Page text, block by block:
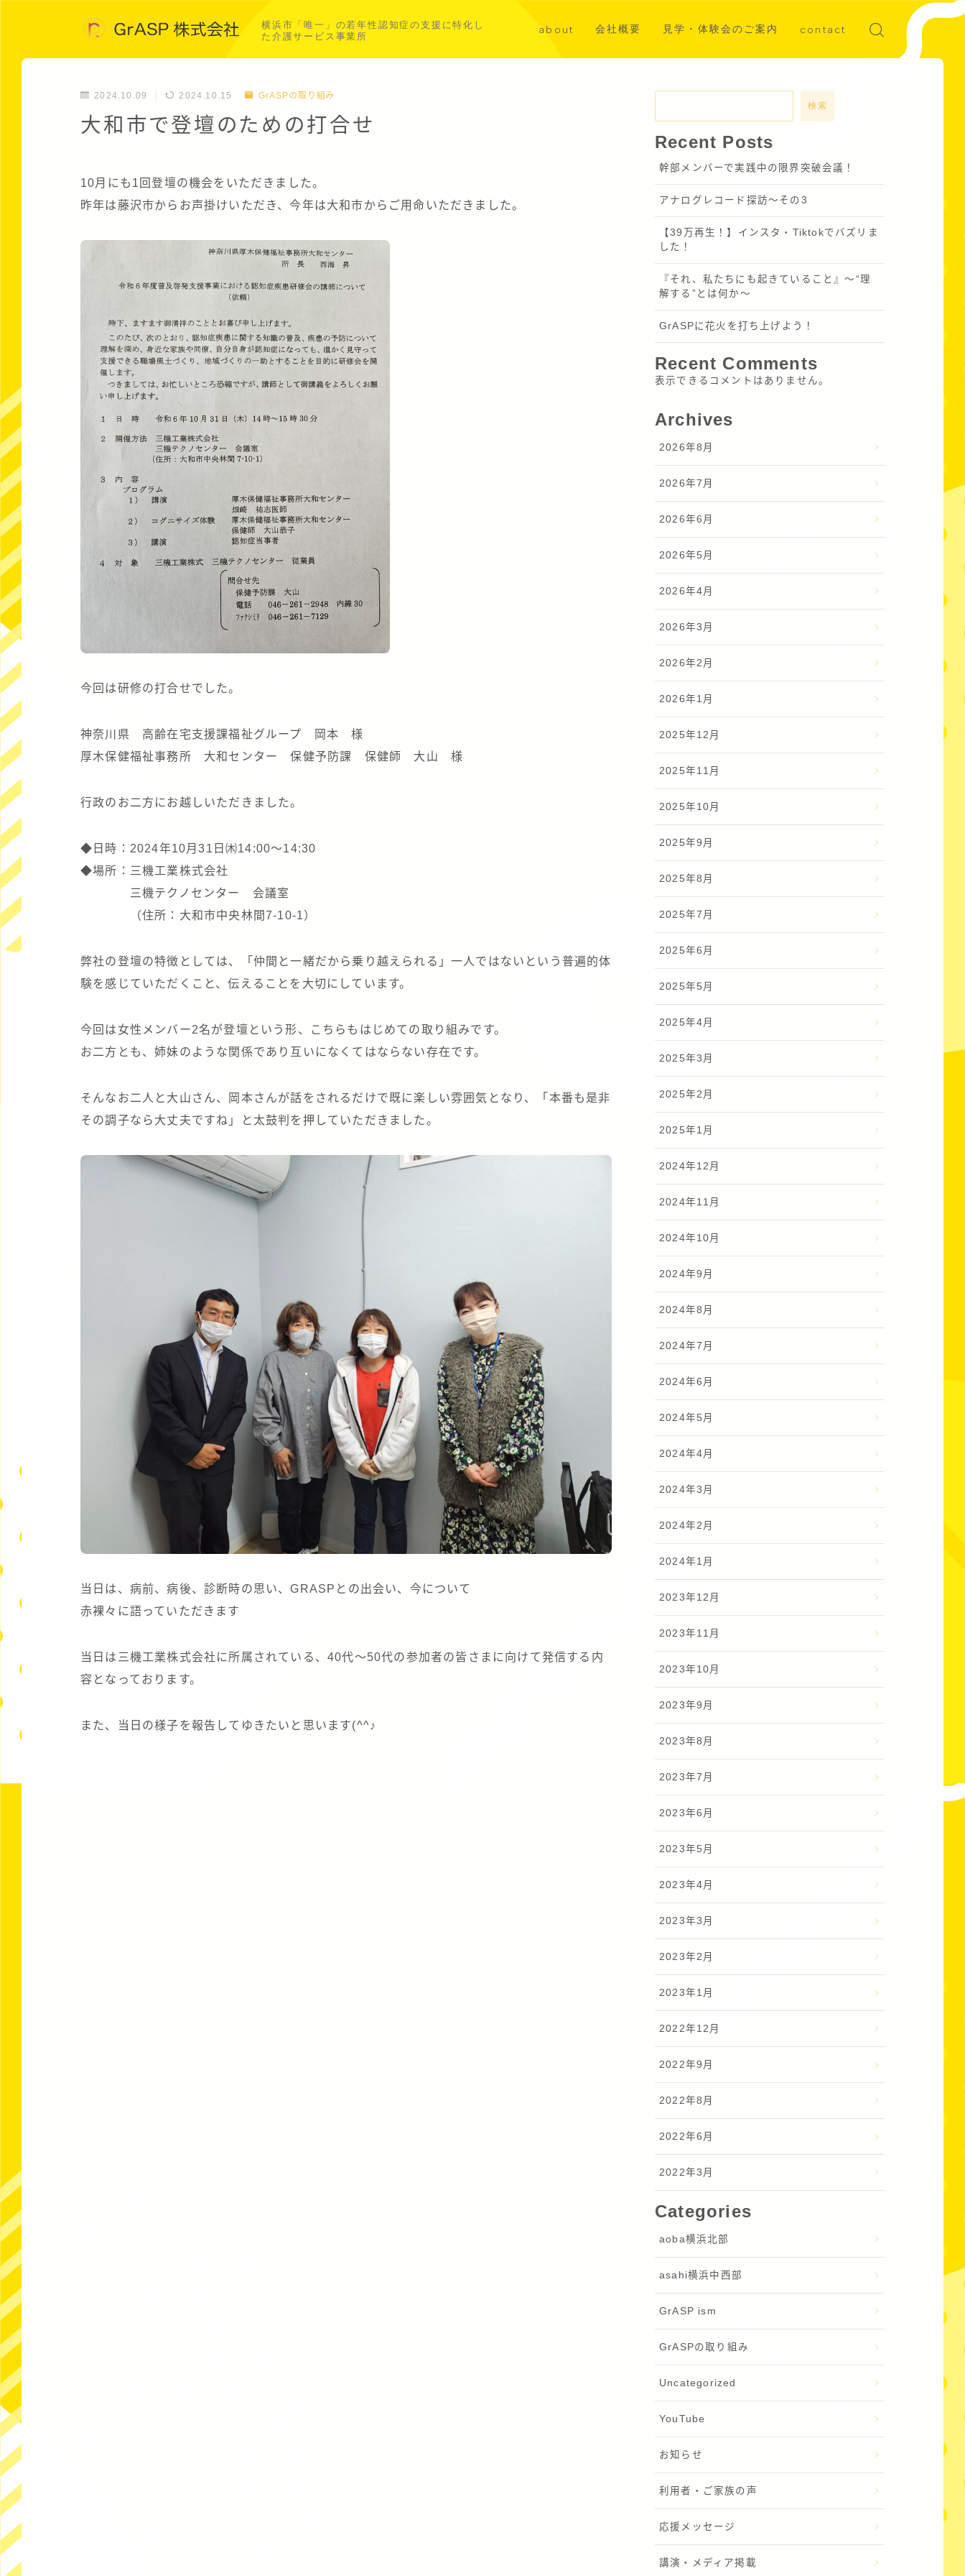
横浜市「唯一」の若年性認知症の支援に特化し
た介護サービス事業所
about 会社概要
共同事業募集
見学・体験会のご案内 contact
2024.10.09 2024.10.15 GrASPの取り組み
大和市で登壇のための打合せ
10月にも1回登壇の機会をいただきました。
昨年は藤沢市からお声掛けいただき、今年は大和市からご用命いただきました。
今回は研修の打合せでした。
神奈川県 高齢在宅支援課福祉グループ 岡本 様
厚木保健福祉事務所 大和センター 保健予防課 保健師 大山 様
行政のお二方にお越しいただきました。
◆日時：2024年10月31日㈭14:00～14:30
◆場所：三機工業株式会社
三機テクノセンター 会議室
（住所：大和市中央林間7-10-1）
弊社の登壇の特徴としては、「仲間と一緒だから乗り越えられる」一人ではないという普遍的体
験を感じていただくこと、伝えることを大切にしています。
今回は女性メンバー2名が登壇という形、こちらもはじめての取り組みです。
お二方とも、姉妹のような関係であり互いになくてはならない存在です。
そんなお二人と大山さん、岡本さんが話をされるだけで既に楽しい雰囲気となり、「本番も是非
その調子なら大丈夫ですね」と太鼓判を押していただきました。
当日は、病前、病後、診断時の思い、GRASPとの出会い、今について
赤裸々に語っていただきます
当日は三機工業株式会社に所属されている、40代～50代の参加者の皆さまに向けて発信する内
容となっております。
また、当日の様子を報告してゆきたいと思います(^^♪
検索
Recent Posts
幹部メンバーで実践中の限界突破会議！
アナログレコード探訪～その3
【39万再生！】インスタ・Tiktokでバズリま
した！
『それ、私たちにも起きていること』〜“理
解する”とは何か～
GrASPに花火を打ち上げよう！
Recent Comments
表示できるコメントはありません。
Archives
2026年8月
2026年7月
2026年6月
2026年5月
2026年4月
2026年3月
2026年2月
2026年1月
2025年12月
2025年11月
2025年10月
2025年9月
2025年8月
2025年7月
2025年6月
2025年5月
2025年4月
2025年3月
2025年2月
2025年1月
2024年12月
2024年11月
2024年10月
2024年9月
2024年8月
2024年7月
2024年6月
2024年5月
2024年4月
2024年3月
2024年2月
2024年1月
2023年12月
2023年11月
2023年10月
2023年9月
2023年8月
2023年7月
2023年6月
2023年5月
2023年4月
2023年3月
2023年2月
2023年1月
2022年12月
2022年9月
2022年8月
2022年6月
2022年3月
Categories
aoba横浜北部
asahi横浜中西部
GrASP ism
GrASPの取り組み
Uncategorized
YouTube
お知らせ
利用者・ご家族の声
応援メッセージ
講演・メディア掲載